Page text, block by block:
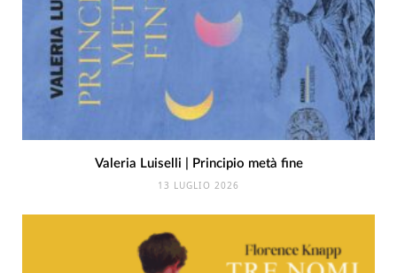
Valeria Luiselli | Principio metà fine
13 LUGLIO 2026